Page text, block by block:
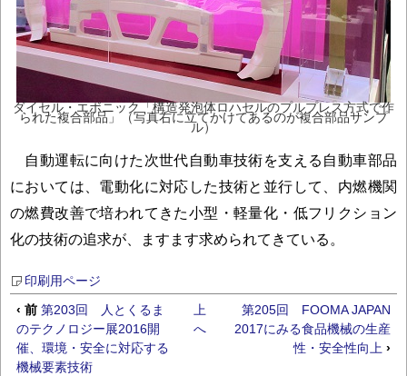
ダイセル・エボニック「構造発泡体ロハセルのプルプレス方式で作
られた複合部品」（写真右に立てかけてあるのが複合部品サンプ
ル）
自動運転に向けた次世代自動車技術を支える自動車部品
においては、電動化に対応した技術と並行して、内燃機関
の燃費改善で培われてきた小型・軽量化・低フリクション
化の技術の追求が、ますます求められてきている。
印刷用ページ
‹ 前 第203回 人とくるま
のテクノロジー展2016開
催、環境・安全に対応する
機械要素技術
上
へ
第205回 FOOMA JAPAN
2017にみる食品機械の生産
性・安全性向上 ›